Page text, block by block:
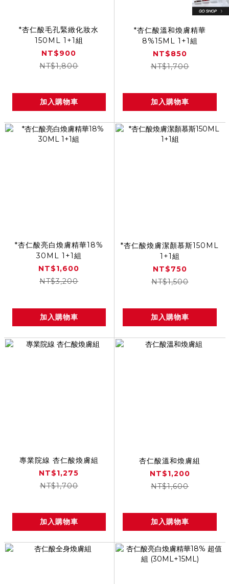
*杏仁酸毛孔緊緻化妝水
150ML 1+1組
NT$900
NT$1,800
加入購物車
*杏仁酸溫和煥膚精華
8%15ML 1+1組
NT$850
NT$1,700
加入購物車
*杏仁酸亮白煥膚精華18%
30ML 1+1組
NT$1,600
NT$3,200
加入購物車
*杏仁酸煥膚潔顏慕斯150ML
1+1組
NT$750
NT$1,500
加入購物車
專業院線 杏仁酸煥膚組
NT$1,275
NT$1,700
加入購物車
杏仁酸溫和煥膚組
NT$1,200
NT$1,600
加入購物車